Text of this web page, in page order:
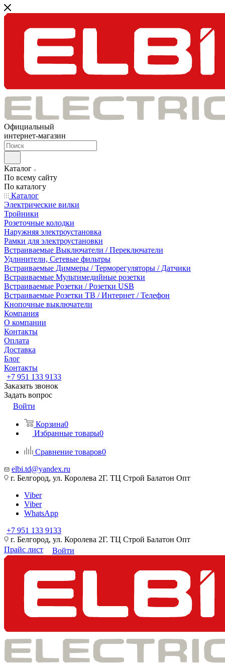
Официальный
интернет-магазин
Каталог
По всему сайту
По каталогу
Каталог
Электрические вилки
Тройники
Розеточные колодки
Наружняя электроустановка
Рамки для электроустановки
Встраиваемые Выключатели / Переключатели
Удлинители, Сетевые фильтры
Встраиваемые Диммеры / Терморегуляторы / Датчики
Встраиваемые Мультимедийные розетки
Встраиваемые Розетки / Розетки USB
Встраиваемые Розетки ТВ / Интернет / Телефон
Кнопочные выключатели
Компания
О компании
Контакты
Оплата
Доставка
Блог
Контакты
+7 951 133 9133
Заказать звонок
Задать вопрос
Войти
Корзина0
Избранные товары0
Сравнение товаров0
elbi.td@yandex.ru
г. Белгород, ул. Королева 2Г. ТЦ Строй Балатон Опт
Viber
Viber
WhatsApp
+7 951 133 9133
г. Белгород, ул. Королева 2Г. ТЦ Строй Балатон Опт
Прайс лист
Войти